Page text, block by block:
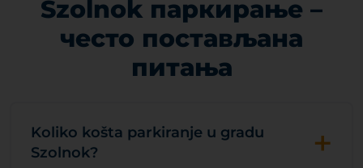
Szolnok паркирање –
често постављана
питања
Koliko košta parkiranje u gradu
Szolnok?
+